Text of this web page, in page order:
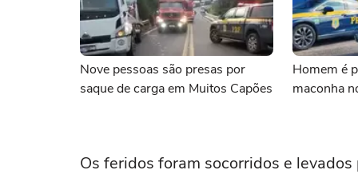
Nove pessoas são presas por
saque de carga em Muitos Capões
Homem é
maconha
Os feridos foram socorridos e